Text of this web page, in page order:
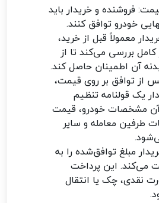
فروشنده و خریدار باید
خودرو توافق کنند.
معمولاً قبل از خرید،
بررسی می‌کند تا از
آن اطمینان حاصل کند.
از توافق بر روی قیمت،
یک قولنامه تنظیم
مشخصات خودرو، قیمت
معامله و سایر
مبلغ توافق‌شده را به
می‌کند. این پرداخت
نقدی، چک یا انتقال